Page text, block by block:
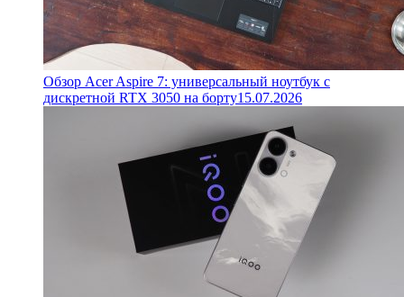
Обзор Acer Aspire 7: универсальный ноутбук с
дискретной RTX 3050 на борту15.07.2026